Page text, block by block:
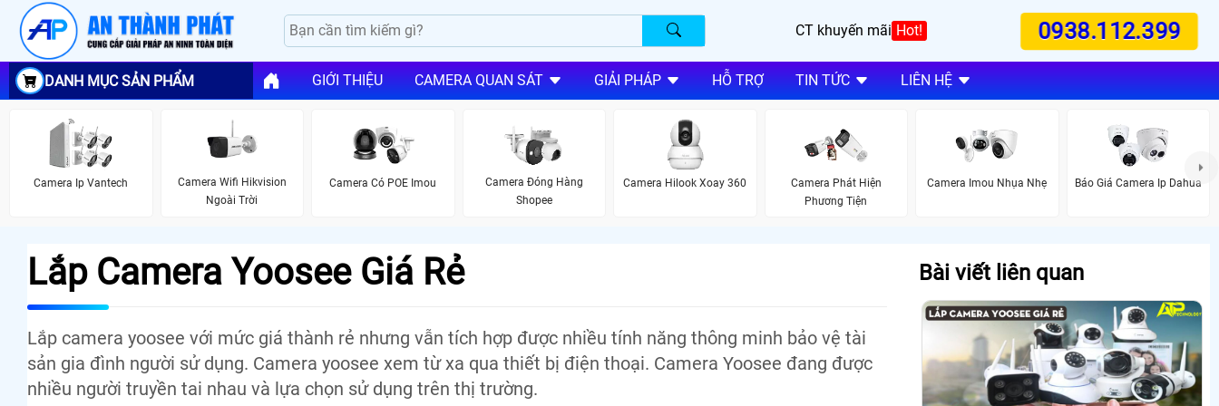
CT khuyến mãi Hot! 0938.112.399
DANH MỤC SẢN PHẨM GIỚI THIỆU CAMERA QUAN SÁT GIẢI PHÁP HỖ TRỢ TIN TỨC LIÊN HỆ
Camera Ip Vantech
Camera Wifi Hikvision
Ngoài Trời
Camera Có POE Imou
Camera Đóng Hàng
Shopee
Camera Hilook Xoay 360
Camera Phát Hiện
Phương Tiện
Camera Imou Nhụa Nhẹ Báo Giá Camera Ip Dahua
Lắp Camera Yoosee Giá Rẻ
Lắp camera yoosee với mức giá thành rẻ nhưng vẫn tích hợp được nhiều tính năng thông minh bảo vệ tài
sản gia đình người sử dụng. Camera yoosee xem từ xa qua thiết bị điện thoại. Camera Yoosee đang được
nhiều người truyền tai nhau và lựa chọn sử dụng trên thị trường.
Bài viết liên quan